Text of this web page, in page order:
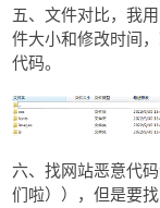
五、文件对比，我
件大小和修改时间
代码。
六、找网站恶意代
们啦）），但是要